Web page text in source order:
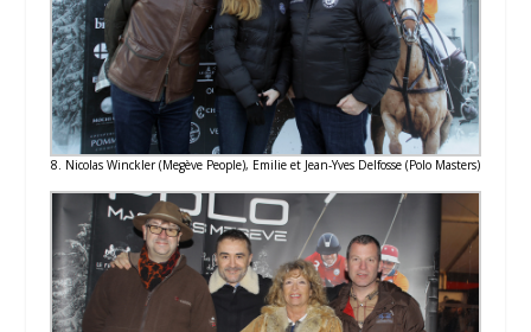
8. Nicolas Winckler (Megève People), Emilie et Jean-Yves Delfosse (Polo Masters)